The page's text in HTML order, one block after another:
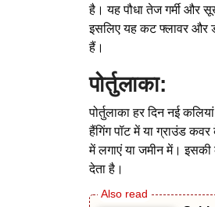
है। यह पौधा तेज गर्मी और
इसलिए यह कट फ्लावर और
हैं।
पोर्तुलाका:
पोर्तुलाका हर दिन नई
हैंगिंग पॉट में या ग्राउंड
में लगाएं या जमीन में।
देता है।